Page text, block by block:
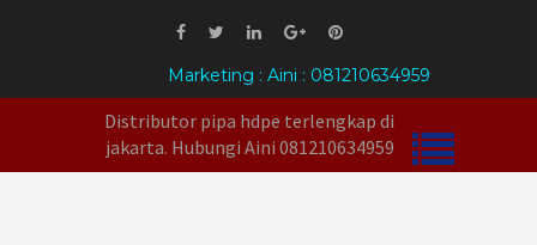
Marketing : Aini : 081210634959
Distributor pipa hdpe terlengkap di
jakarta. Hubungi Aini 081210634959